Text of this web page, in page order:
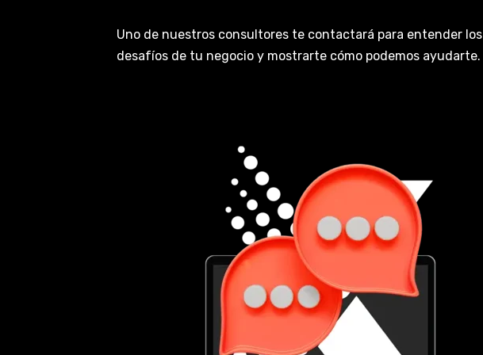
Uno de nuestros consultores te contactará para entender los
desafíos de tu negocio y mostrarte cómo podemos ayudarte.